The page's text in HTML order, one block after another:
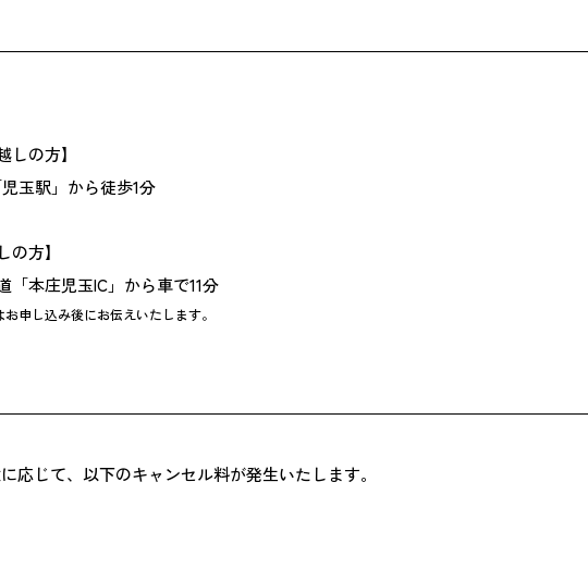
しの方】
玉駅」から徒歩1分
の方】
「本庄児玉IC」から車で11分
申し込み後にお伝えいたします。
じて、以下のキャンセル料が発生いたします。